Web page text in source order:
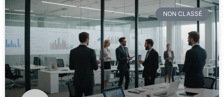
NON CLASSÉ